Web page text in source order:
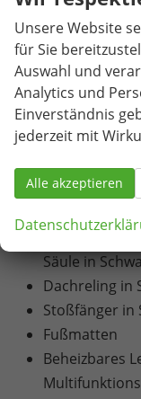
Matrix-LED-
LED-
roter Leiste
20"-
Adaptive
Zierleisten
Säule in
Dachreling in
Stoßfänger
Fußmatten
Beheizbares
Unsere Website
für Sie
Auswahl und
Analytics und
Einverständnis
jederzeit mit
Alle akzeptieren